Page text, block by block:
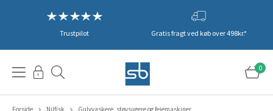
Trustpilot Gratis fragt ved køb over 498kr.*
0